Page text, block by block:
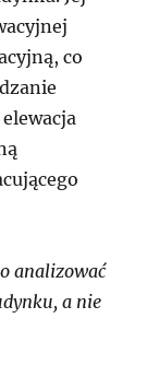
co
analizować
a nie